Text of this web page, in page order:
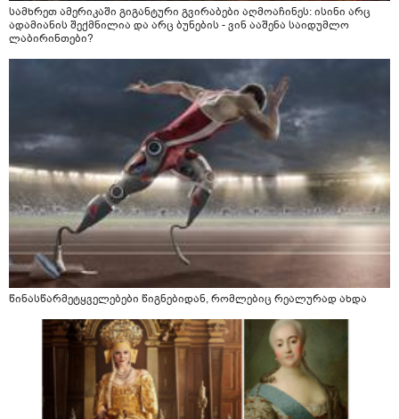
სამხრეთ ამერიკაში გიგანტური გვირაბები აღმოაჩინეს: ისინი არც
ადამიანის შექმნილია და არც ბუნების - ვინ ააშენა საიდუმლო
ლაბირინთები?
წინასწარმეტყველებები წიგნებიდან, რომლებიც რეალურად ახდა